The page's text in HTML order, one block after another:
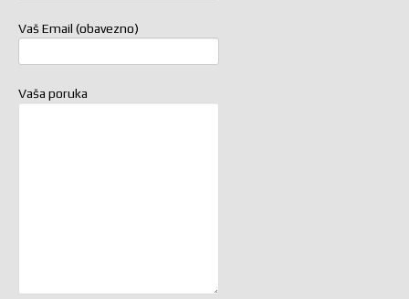
Vaš Email (obavezno)
Vaša poruka